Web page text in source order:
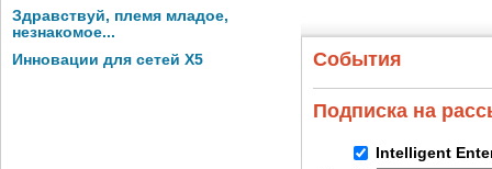
Здравствуй, племя младое,
незнакомое...
Инновации для сетей X5
События
Подписка на
Intelligent